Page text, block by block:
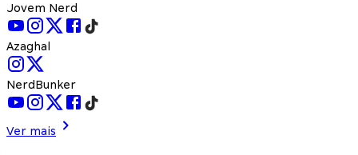
Jovem Nerd
Azaghal
NerdBunker
Ver mais